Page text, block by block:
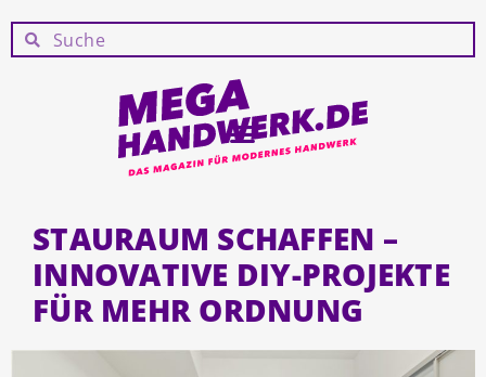
STAURAUM SCHAFFEN –
INNOVATIVE DIY-PROJEKTE
FÜR MEHR ORDNUNG